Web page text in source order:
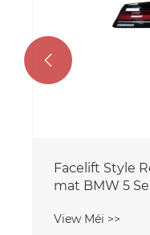
Facelift Style
mat BMW 5
View Méi >>
